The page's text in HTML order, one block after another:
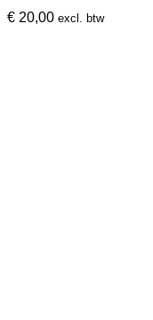
€ 20,00 excl. btw